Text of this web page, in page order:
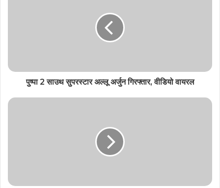
पुष्पा 2 साउथ सुपरस्टार अल्लू अर्जुन गिरफ्तार, वीडियो वायरल